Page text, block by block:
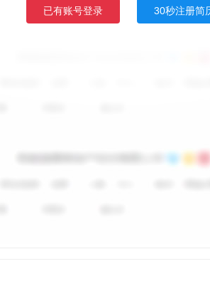
已有账号登录 30秒注册简